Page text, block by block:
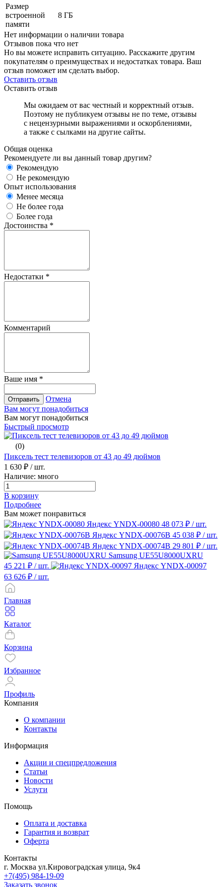
Размер
встроенной
памяти
8 ГБ
Нет информации о наличии товара
Отзывов пока что нет
Но вы можете исправить ситуацию. Расскажите другим
покупателям о преимуществах и недостатках товара. Ваш
отзыв поможет им сделать выбор.
Оставить отзыв
Оставить отзыв
Мы ожидаем от вас честный и корректный отзыв.
Поэтому не публикуем отзывы не по теме, отзывы
с нецензурными выражениями и оскорблениями,
а также с сылками на другие сайты.
Общая оценка
Рекомендуете ли вы данный товар другим?
Рекомендую
Не рекомендую
Опыт использования
Менее месяца
Не более года
Более года
Достоинства *
Недостатки *
Комментарий
Ваше имя *
Отправить
Отмена
Вам могут понадобиться
Вам могут понадобиться
Быстрый просмотр
(0)
Пиксель тест телевизоров от 43 до 49 дюймов
1 630 ₽ / шт.
Наличие: много
В корзину
Подробнее
Вам может понравиться
Яндекс YNDX-00080 48 073 ₽ / шт.
Яндекс YNDX-00076B 45 038 ₽ / шт.
Яндекс YNDX-00074B 29 801 ₽ / шт.
Samsung UE55U8000UXRU
45 221 ₽ / шт.
Яндекс YNDX-00097
63 626 ₽ / шт.
Главная
Каталог
Корзина
Избранное
Профиль
Компания
О компании
Контакты
Информация
Акции и спецпредложения
Статьи
Новости
Услуги
Помощь
Оплата и доставка
Гарантия и возврат
Оферта
Контакты
г. Москва ул.Кировоградская улица, 9к4
+7(495) 984-19-09
Заказать звонок